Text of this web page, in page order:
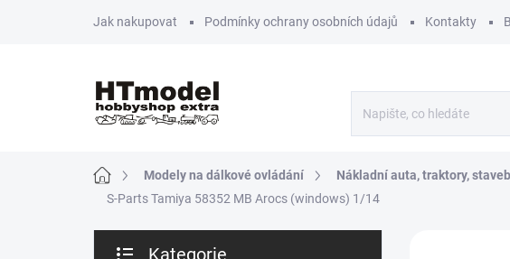
Jak nakupovat Podmínky ochrany osobních údajů Kontakty
Domů Modely na dálkové ovládání Nákladní auta, traktory,
S-Parts Tamiya 58352 MB Arocs (windows) 1/14
Kategorie